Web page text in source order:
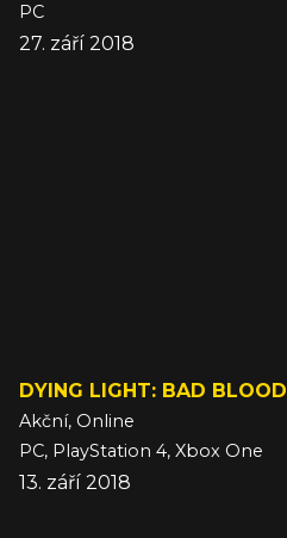
PC
27. září 2018
DYING LIGHT: BAD BLOOD
Akční, Online
PC, PlayStation 4, Xbox One
13. září 2018